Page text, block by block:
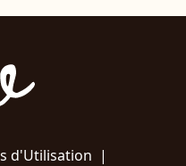
d'Utilisation |